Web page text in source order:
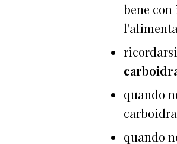
bene
quando
quando